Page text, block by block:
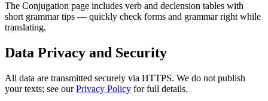
The Conjugation page includes verb and declension tables with
short grammar tips — quickly check forms and grammar right while
translating.
Data Privacy and Security
All data are transmitted securely via HTTPS. We do not publish
your texts; see ourPrivacy Policy for full details.